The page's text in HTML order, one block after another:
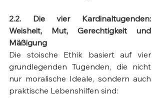
2.2. Die vier Kardinaltugenden:
Weisheit, Mut, Gerechtigkeit und
Mäßigung
Die stoische Ethik basiert auf vier
grundlegenden Tugenden, die nicht
nur moralische Ideale, sondern auch
praktische Lebenshilfen sind: